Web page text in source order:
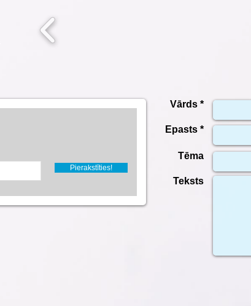
Pierakstīties!
Vārds *
Epasts *
Tēma
Teksts